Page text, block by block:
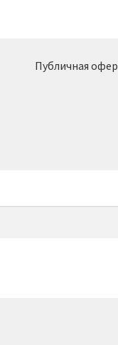
Публичная